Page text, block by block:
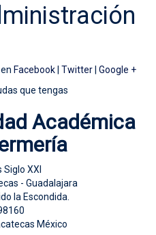
Facebook Twitter Google +
que tengas
Académica
XXI
- Guadalajara
la Escondida.
México